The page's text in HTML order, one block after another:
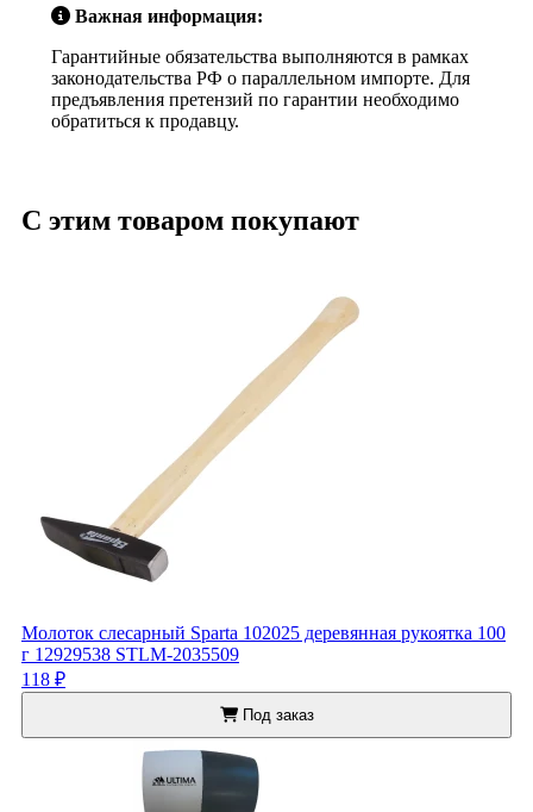
Важная информация:
Гарантийные обязательства выполняются в рамках
законодательства РФ о параллельном импорте. Для
предъявления претензий по гарантии необходимо
обратиться к продавцу.
С этим товаром покупают
Молоток слесарный Sparta 102025 деревянная рукоятка 100
г 12929538 STLM-2035509
118 ₽
Под заказ